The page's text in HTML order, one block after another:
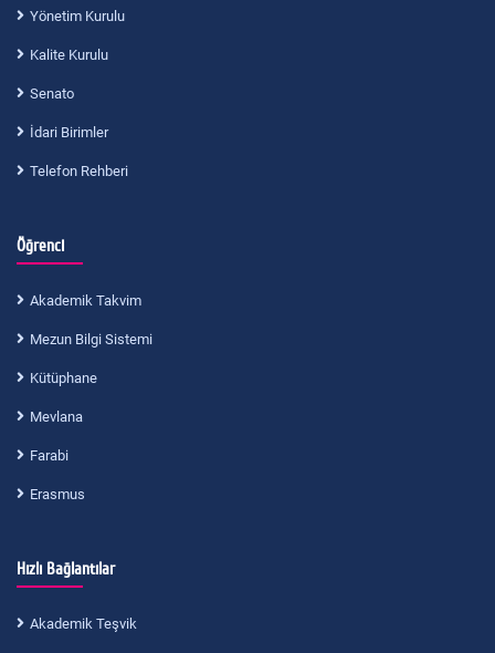
Yönetim Kurulu
Kalite Kurulu
Senato
İdari Birimler
Telefon Rehberi
Öğrenci
Akademik Takvim
Mezun Bilgi Sistemi
Kütüphane
Mevlana
Farabi
Erasmus
Hızlı Bağlantılar
Akademik Teşvik